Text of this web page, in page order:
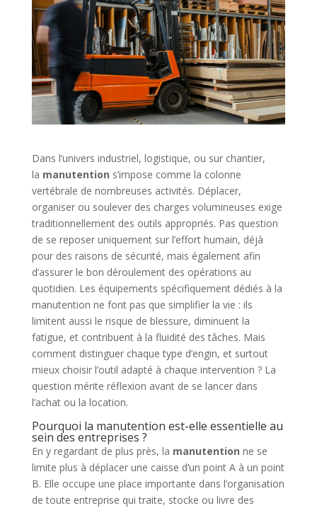
Dans l’univers industriel, logistique, ou sur chantier,
la manutention s’impose comme la colonne
vertébrale de nombreuses activités. Déplacer,
organiser ou soulever des charges volumineuses exige
traditionnellement des outils appropriés. Pas question
de se reposer uniquement sur l’effort humain, déjà
pour des raisons de sécurité, mais également afin
d’assurer le bon déroulement des opérations au
quotidien. Les équipements spécifiquement dédiés à la
manutention ne font pas que simplifier la vie : ils
limitent aussi le risque de blessure, diminuent la
fatigue, et contribuent à la fluidité des tâches. Mais
comment distinguer chaque type d’engin, et surtout
mieux choisir l’outil adapté à chaque intervention ? La
question mérite réflexion avant de se lancer dans
l’achat ou la location.
Pourquoi la manutention est-elle essentielle au
sein des entreprises ?
En y regardant de plus près, la manutention ne se
limite plus à déplacer une caisse d’un point A à un point
B. Elle occupe une place importante dans l’organisation
de toute entreprise qui traite, stocke ou livre des